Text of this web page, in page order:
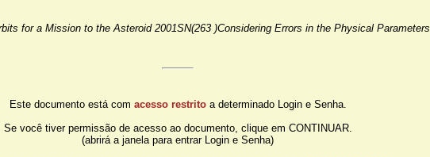
for a Mission to the Asteroid 2001SN(263 )Considering Errors in the Physical Parameters
Este documento está com acesso restritoa determinado Login e Senha.
Se você tiver permissão de acesso ao documento, clique em CONTINUAR.
(abrirá a janela para entrar Login e Senha)